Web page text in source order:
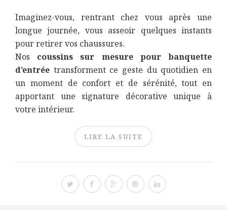
Imaginez-vous, rentrant chez vous après une
longue journée, vous asseoir quelques instants
pour retirer vos chaussures.
Nos coussins sur mesure pour banquette
d’entrée transforment ce geste du quotidien en
un moment de confort et de sérénité, tout en
apportant une signature décorative unique à
votre intérieur.
LIRE LA SUITE